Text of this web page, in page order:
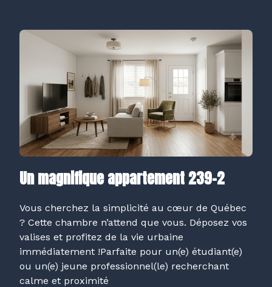
Un magnifique appartement 239-2
Vous cherchez la simplicité au cœur de Québec
? Cette chambre n’attend que vous. Déposez vos
valises et profitez de la vie urbaine
immédiatement !Parfaite pour un(e) étudiant(e)
ou un(e) jeune professionnel(le) recherchant
calme et proximité